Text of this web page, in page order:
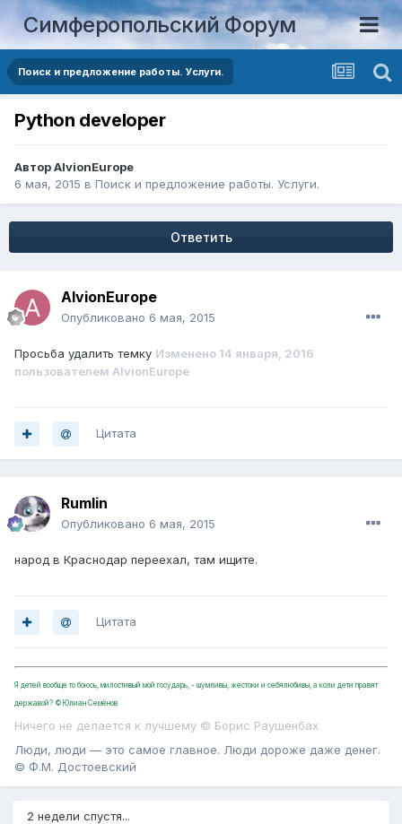
Симферопольский Форум
Поиск и предложение работы. Услуги.
Python developer
АвторAlvionEurope
6 мая, 2015 в Поиск и предложение работы. Услуги.
Ответить
AlvionEurope
Опубликовано 6 мая, 2015
Просьба удалить темку Изменено 14 января, 2016
пользователем AlvionEurope
Цитата
Rumlin
Опубликовано 6 мая, 2015
народ в Краснодар переехал, там ищите.
Цитата
Я детей вообще то боюсь, милостивый мой государь, - шумливы, жестоки и себялюбивы, а коли дети правят
державой? ©Юлиан Семёнов
Ничего не делается к лучшему © Борис Раушенбах
Люди, люди — это самое главное. Люди дороже даже денег.
© Ф.М. Достоевский
2 недели спустя...